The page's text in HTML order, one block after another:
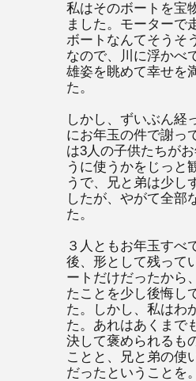
私はそのボートを宝
ました。モーターで
ボートなんてそうそ
なので、川に浮かべ
雄姿を眺めて幸せを
た。
しかし、ずいぶん経
にお年玉の件で謝っ
は3人の子供たちが
うに使うかをじっと
うで、兄と弟は少し
したが、やがて全部
た。
３人ともお年玉すべ
後、形として残って
ートだけだったから
たことを少し後悔し
た。しかし、私はわ
た。あれはあくまで
決して褒められるも
ことと、兄と弟の使
だったということを。